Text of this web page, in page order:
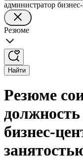
администратор
Резюме
Найти
Резюме
бизнес-